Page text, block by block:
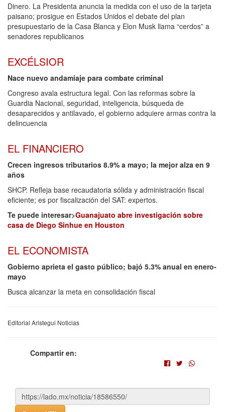
Dinero. La Presidenta anuncia la medida con el uso de la tarjeta
paisano; prosigue en Estados Unidos el debate del plan
presupuestario de la Casa Blanca y Elon Musk llama “cerdos” a
senadores republicanos
EXCÉLSIOR
Nace nuevo andamiaje para combate criminal
Congreso avala estructura legal. Con las reformas sobre la
Guardia Nacional, seguridad, inteligencia, búsqueda de
desaparecidos y antilavado, el gobierno adquiere armas contra la
delincuencia
EL FINANCIERO
Crecen ingresos tributarios 8.9% a mayo; la mejor alza en 9
años
SHCP. Refleja base recaudatoria sólida y administración fiscal
eficiente; es por fiscalización del SAT: expertos.
Te puede interesar>Guanajuato abre investigación sobre
casa de Diego Sinhue en Houston
EL ECONOMISTA
Gobierno aprieta el gasto público; bajó 5.3% anual en enero-
mayo
Busca alcanzar la meta en consolidación fiscal
Editorial Aristegui Noticias
Compartir en: